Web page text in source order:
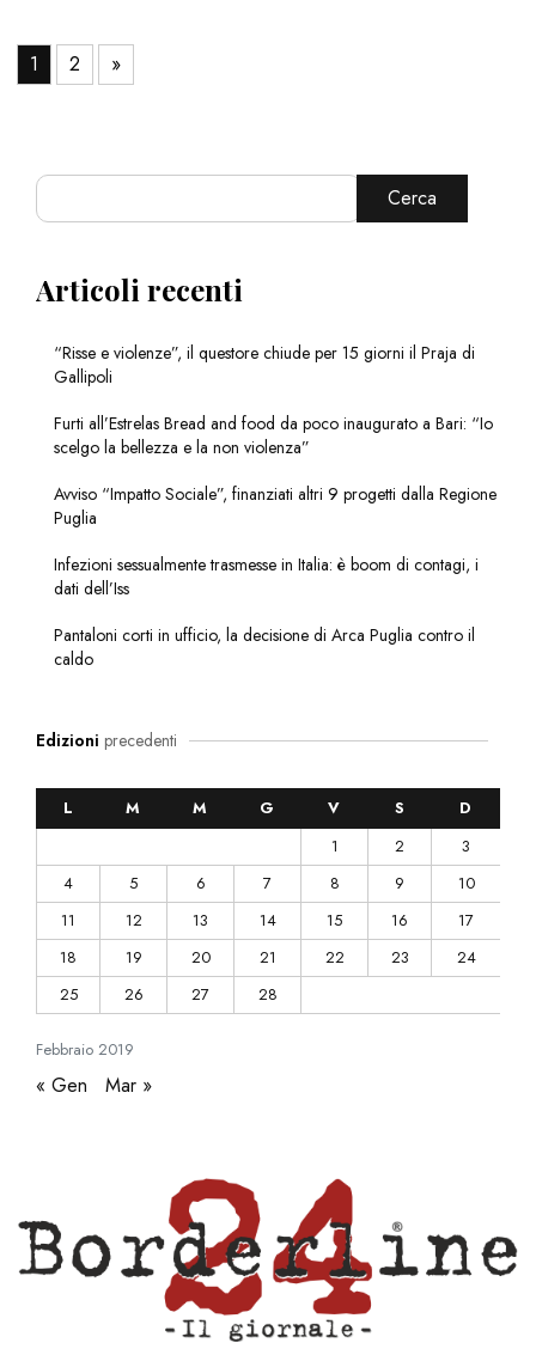
1 2 »
Cerca
Articoli recenti
“Risse e violenze”, il questore chiude per 15 giorni il Praja di
Gallipoli
Furti all’Estrelas Bread and food da poco inaugurato a Bari: “Io
scelgo la bellezza e la non violenza”
Avviso “Impatto Sociale”, finanziati altri 9 progetti dalla Regione
Puglia
Infezioni sessualmente trasmesse in Italia: è boom di contagi, i
dati dell’Iss
Pantaloni corti in ufficio, la decisione di Arca Puglia contro il
caldo
Edizioni precedenti
Febbraio 2019
L M M G V S
D
1
2
3
4
5 6 7 8 9
10
11
12 13 14 15 16
17
18
19 20 21 22 23
24
25
26 27 28
« Gen Mar »